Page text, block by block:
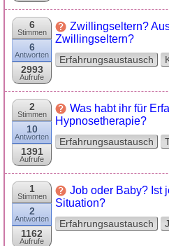
6
Stimmen
6
Antworten
2993
Aufrufe
Zwillingseltern?
Zwillingseltern?
Erfahrungsaustausch
2
Stimmen
10
Antworten
1391
Aufrufe
Was habt ihr für
Hypnosetherapie?
Erfahrungsaustausch
1
Stimmen
2
Antworten
1162
Aufrufe
Job oder Baby? Ist
Situation?
Erfahrungsaustausch